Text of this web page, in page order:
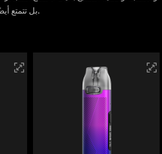
بل تتمتع أيضًا بمظهر فريد وشخصي للمنتج.